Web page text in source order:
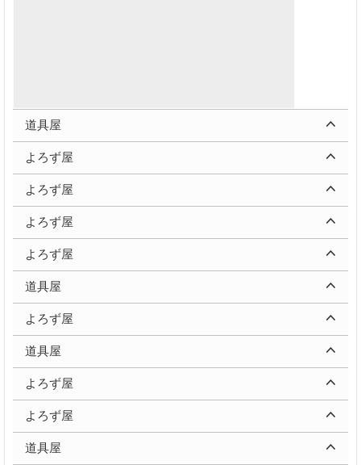
道具屋
よろず屋
よろず屋
よろず屋
よろず屋
道具屋
よろず屋
道具屋
よろず屋
よろず屋
道具屋